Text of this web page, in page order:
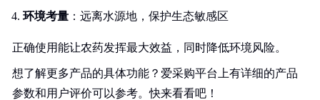
环境考量 ：远离水源地，保护生态敏感区
正确使用能让农药发挥最大效益，同时降低环境风险。
想了解更多产品的具体功能？爱采购平台上有详细的产品
参数和用户评价可以参考。快来看看吧！